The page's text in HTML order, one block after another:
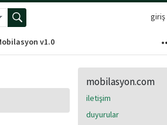
arama menüsünü aç giriş
v1.0
mobilasyon.com
iletişim
duyurular